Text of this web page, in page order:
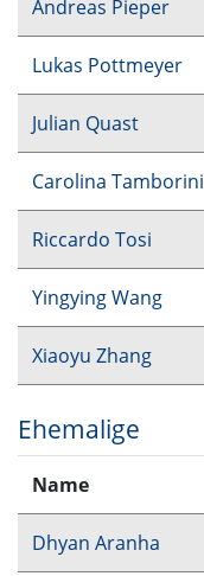
Andreas Pieper
Lukas Pottmeyer
Julian Quast
Carolina Tamborini
Riccardo Tosi
Yingying Wang
Xiaoyu Zhang
Ehemalige
Name
Dhyan Aranha